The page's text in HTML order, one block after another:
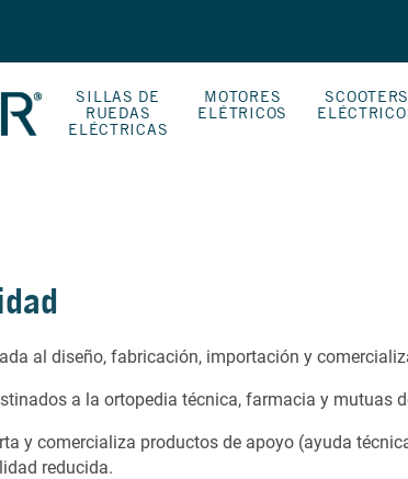
SILLAS DE
RUEDAS
ELÉCTRICAS
MOTORES
ELÉTRICOS
SCOOTERS
al diseño, fabricación, importación y
a la ortopedia técnica, farmacia y mutuas
y comercializa productos de apoyo (ayuda
reducida.